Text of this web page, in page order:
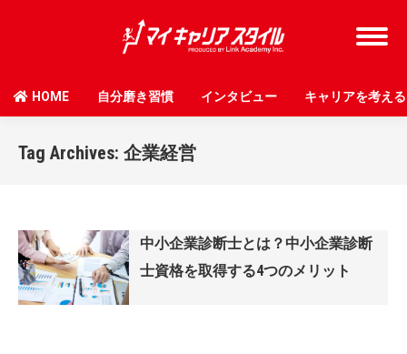
HOME 自分磨き習慣 インタビュー キャリアを考える
Tag Archives: 企業経営
中小企業診断士とは？中小企業診断
士資格を取得する4つのメリット